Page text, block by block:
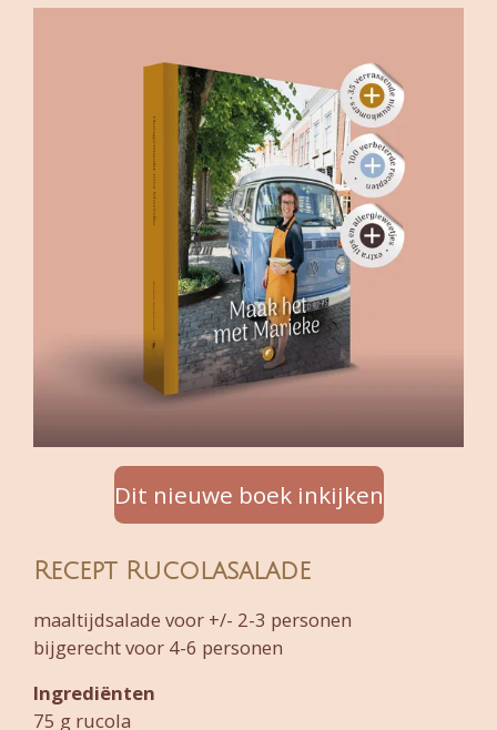
Dit nieuwe boek inkijken
Recept Rucolasalade
maaltijdsalade voor +/- 2-3 personen
bijgerecht voor 4-6 personen
Ingrediënten
75 g rucola